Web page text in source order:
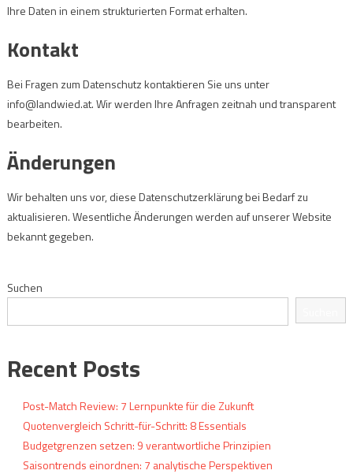
Ihre Daten in einem strukturierten Format erhalten.
Kontakt
Bei Fragen zum Datenschutz kontaktieren Sie uns unter
info@landwied.at. Wir werden Ihre Anfragen zeitnah und transparent
bearbeiten.
Änderungen
Wir behalten uns vor, diese Datenschutzerklärung bei Bedarf zu
aktualisieren. Wesentliche Änderungen werden auf unserer Website
bekannt gegeben.
Suchen
Recent Posts
Post-Match Review: 7 Lernpunkte für die Zukunft
Quotenvergleich Schritt-für-Schritt: 8 Essentials
Budgetgrenzen setzen: 9 verantwortliche Prinzipien
Saisontrends einordnen: 7 analytische Perspektiven